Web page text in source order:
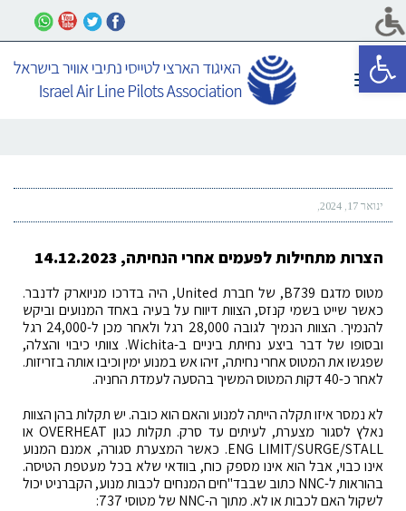
פתח סרגל נגישות
תפריט
ינואר 17, 2024
הצרות מתחילות לפעמים אחרי הנחיתה, 14.12.2023
מטוס מדגם B739, של חברת United, היה בדרכו מניוארק לדנבר.
כאשר שייט בשמי קנזס, הצוות דיווח על בעיה באחד המנועים וביקש
להנמיך. הצוות הנמיך לגובה 28,000 רגל ולאחר מכן ל-24,000 רגל
ובסופו של דבר ביצע נחיתת ביניים ב-Wichita. צוותי כיבוי והצלה,
שפגשו את המטוס אחרי נחיתה, זיהו אש במנוע ימין וכיבו אותה בזריזות.
לאחר כ-40 דקות המטוס המשיך בהסעה לעמדת החניה.
לא נמסר איזו תקלה הייתה למנוע והאם הוא כובה. יש תקלות בהן הצוות
נאלץ לסגור מצערת, לעיתים עד סרק. תקלות כגון OVERHEAT או
ENG LIMIT/SURGE/STALL. כאשר המצערת סגורה, אמנם המנוע
אינו כבוי, אבל הוא אינו מספק כוח, בוודאי שלא בכל מעטפת הטיסה.
בהוראות ל-NNC כתוב שבבד"חים המנחים לכבות מנוע, הקברניט יכול
לשקול האם לכבות או לא. מתוך ה-NNC של מטוסי 737: